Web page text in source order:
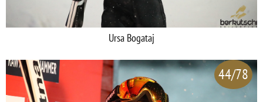
Ursa Bogataj
44/78